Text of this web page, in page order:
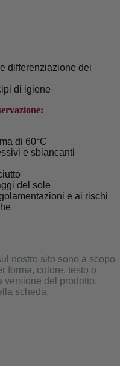
differenziazione dei
di igiene
di 60°C
e sbiancanti
del sole
e ai rischi
nostro sito sono a scopo
forma, colore, testo o
versione del prodotto.
scheda.